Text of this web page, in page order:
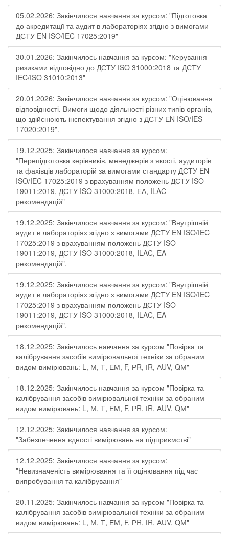
05.02.2026: Закінчилося навчання за курсом: "Підготовка
до акредитації та аудит в лабораторіях згідно з вимогами
ДСТУ EN ISO/IEC 17025:2019"
30.01.2026: Закінчилось навчання за курсом: "Керування
ризиками відповідно до ДСТУ ISO 31000:2018 та ДСТУ
IEC/ISO 31010:2013"
20.01.2026: Закінчилося навчання за курсом: "Оцінювання
відповідності. Вимоги щодо діяльності різних типів органів,
що здійснюють інспектування згідно з ДСТУ ЕN ISO/IES
17020:2019".
19.12.2025: Закінчилося навчання за курсом:
"Перепідготовка керівників, менеджерів з якості, аудиторів
та фахівців лабораторій за вимогами стандарту ДСТУ EN
ISO/IEC 17025:2019 з врахуванням положень ДСТУ ISO
19011:2019, ДСТУ ISO 31000:2018, ЕА, ILAC-
рекомендацій"
19.12.2025: Закінчилося навчання за курсом: "Внутрішній
аудит в лабораторіях згідно з вимогами ДСТУ EN ISO/IEC
17025:2019 з врахуванням положень ДСТУ ISO
19011:2019, ДСТУ ISO 31000:2018, ILAC, EA -
рекомендацій".
19.12.2025: Закінчилося навчання за курсом: "Внутрішній
аудит в лабораторіях згідно з вимогами ДСТУ EN ISO/IEC
17025:2019 з врахуванням положень ДСТУ ISO
19011:2019, ДСТУ ISO 31000:2018, ILAC, EA -
рекомендацій".
18.12.2025: Закінчилось навчання за курсом "Повірка та
калібрування засобів вимірювальної техніки за обраним
видом вимірювань: L, М, Т, ЕМ, F, РR, ІR, АUV, QМ"
18.12.2025: Закінчилось навчання за курсом "Повірка та
калібрування засобів вимірювальної техніки за обраним
видом вимірювань: L, М, Т, ЕМ, F, РR, ІR, АUV, QМ"
12.12.2025: Закінчилося навчання за курсом:
"Забезпечення єдності вимірювань на підприємстві"
12.12.2025: Закінчилося навчання за курсом:
"Невизначеність вимірювання та її оцінювання під час
випробування та калібрування"
20.11.2025: Закінчилось навчання за курсом "Повірка та
калібрування засобів вимірювальної техніки за обраним
видом вимірювань: L, М, Т, ЕМ, F, РR, ІR, АUV, QМ"